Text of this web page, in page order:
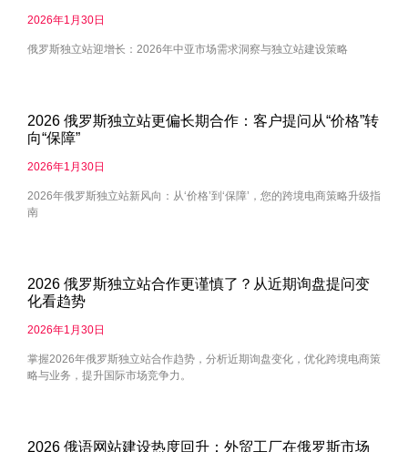
2026年1月30日
俄罗斯独立站迎增长：2026年中亚市场需求洞察与独立站建设策略
2026 俄罗斯独立站更偏长期合作：客户提问从“价格”转
向“保障”
2026年1月30日
2026年俄罗斯独立站新风向：从‘价格’到‘保障’，您的跨境电商策略升级指
南
2026 俄罗斯独立站合作更谨慎了？从近期询盘提问变
化看趋势
2026年1月30日
掌握2026年俄罗斯独立站合作趋势，分析近期询盘变化，优化跨境电商策
略与业务，提升国际市场竞争力。
2026 俄语网站建设热度回升：外贸工厂在俄罗斯市场